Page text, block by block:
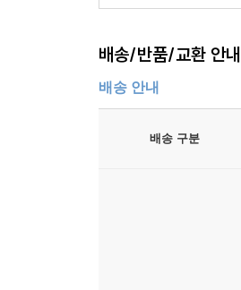
배송/반품/교환 안내
배송 안내
배송 구분